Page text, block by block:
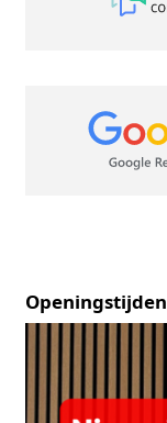
Openingstijden